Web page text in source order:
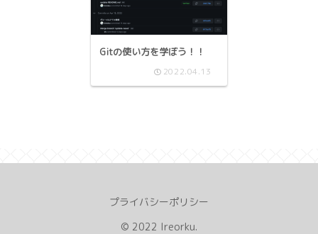
Gitの使い方を学ぼう！！
2022.04.13
プライバシーポリシー
© 2022 Ireorku.